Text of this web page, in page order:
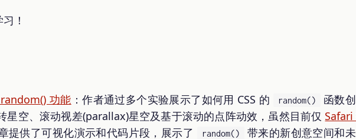
！
功能 ：作者通过多个实验展示了如何用 CSS 的 random()
函数
星空、滚动视差(parallax)星空及基于滚动的点阵动效，虽然目前仅 Safari
提供了可视化演示和代码片段，展示了
random() 带来的新创意空间和